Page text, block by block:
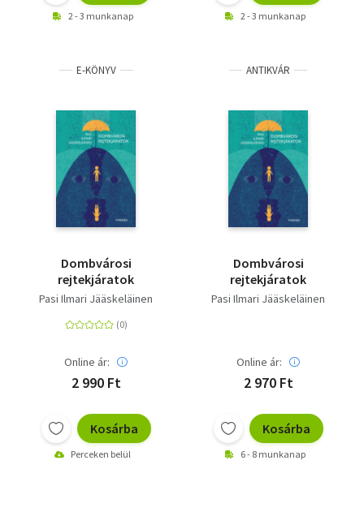
2 - 3 munkanap 2 - 3 munkanap
E-KÖNYV
Dombvárosi
rejtekjáratok
Pasi Ilmari Jääskeläinen
Online ár:
2 990 Ft
Kosárba
Perceken belül
ANTIKVÁR
Dombvárosi
rejtekjáratok
Pasi Ilmari Jääskeläinen
Online ár:
2 970 Ft
Kosárba
6 - 8 munkanap